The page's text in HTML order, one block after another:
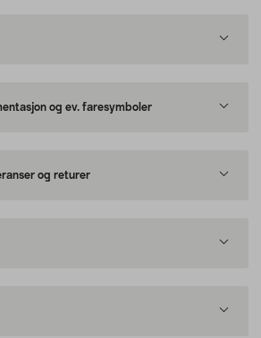
og ev. faresymboler
og returer